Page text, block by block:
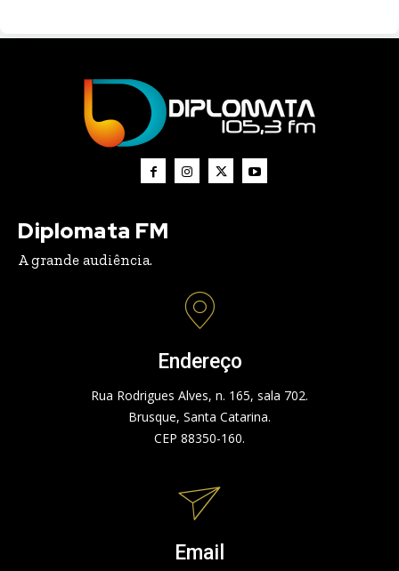
Diplomata FM
A grande audiência.
Endereço
Rua Rodrigues Alves, n. 165, sala 702.
Brusque, Santa Catarina.
CEP 88350-160.
Email